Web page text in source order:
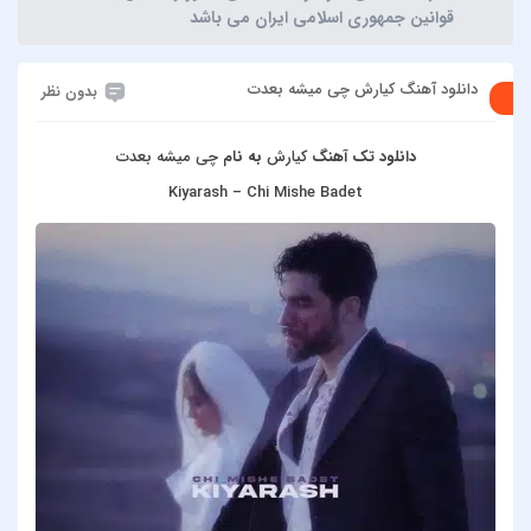
قوانین جمهوری اسلامی ایران می باشد
دانلود آهنگ کیارش چی میشه بعدت بدون نظر
دانلود تک آهنگکیارشبه نامچی میشه بعدت
Kiyarash – Chi Mishe Badet